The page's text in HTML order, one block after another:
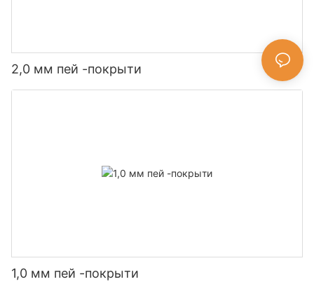
2,0 мм пей -покрыти
1,0 мм пей -покрыти